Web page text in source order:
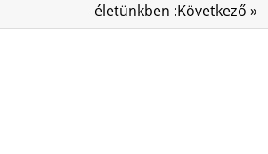
életünkben :Következő »